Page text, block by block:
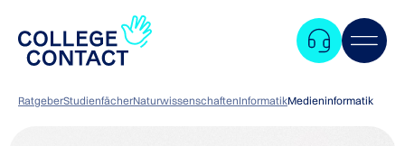
RatgeberStudienfächerNaturwissenschaftenInformatikMedieninformatik